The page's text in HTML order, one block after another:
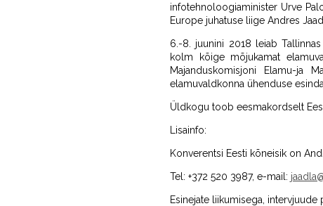
infotehnoloogiaminister Urve
Europe juhatuse liige Andres
6.-8. juunini 2018 leiab
kolm kõige mõjukamat
Majanduskomisjoni Elamu-ja
elamuvaldkonna ühenduse
Üldkogu toob eesmakordselt
Lisainfo:
Konverentsi Eesti kõneisik on
Tel: +372 520 3987, e-mail:
Esinejate liikumisega,